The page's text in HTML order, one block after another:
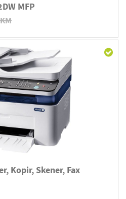
MFP
Kopir, Skener, Fax